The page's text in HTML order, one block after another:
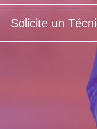
Solicite un